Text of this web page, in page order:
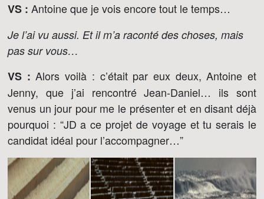
VS : Antoine que je vois encore tout le temps…
Je l’ai vu aussi. Et il m’a raconté des choses, mais
pas sur vous…
VS : Alors voilà : c’était par eux deux, Antoine et
Jenny, que j’ai rencontré Jean-Daniel… ils sont
venus un jour pour me le présenter et en disant déjà
pourquoi : “JD a ce projet de voyage et tu serais le
candidat idéal pour l’accompagner…”